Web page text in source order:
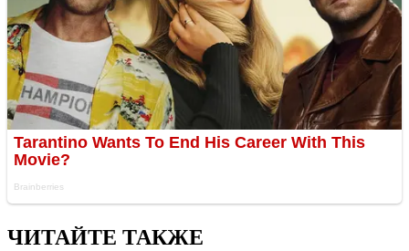
ЧИТАЙТЕ ТАКЖЕ